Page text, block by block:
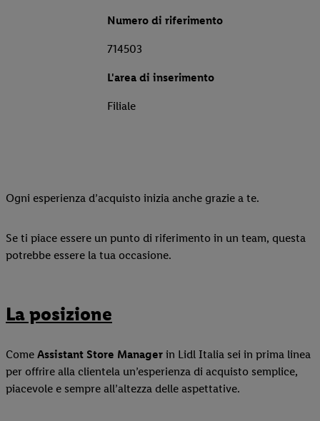
Numero di riferimento
714503
L'area di inserimento
Filiale
Ogni esperienza d’acquisto inizia anche grazie a te.
Se ti piace essere un punto di riferimento in un team, questa
potrebbe essere la tua occasione.
La posizione
Come Assistant Store Manager in Lidl Italia sei in prima linea
per offrire alla clientela un’esperienza di acquisto semplice,
piacevole e sempre all’altezza delle aspettative.